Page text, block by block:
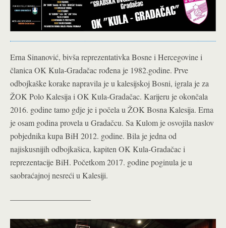
Erna Sinanović, bivša reprezentativka Bosne i Hercegovine i
članica OK Kula-Gradačac rođena je 1982.godine. Prve
odbojkaške korake napravila je u kalesijskoj Bosni, igrala je za
ŽOK Polo Kalesija i OK Kula-Gradačac. Karijeru je okončala
2016. godine tamo gdje je i počela u ŽOK Bosna Kalesija. Erna
je osam godina provela u Gradačcu. Sa Kulom je osvojila naslov
pobjednika kupa BiH 2012. godine. Bila je jedna od
najiskusnijih odbojkašica, kapiten OK Kula-Gradačac i
reprezentacije BiH. Početkom 2017. godine poginula je u
saobraćajnoj nesreći u Kalesiji.